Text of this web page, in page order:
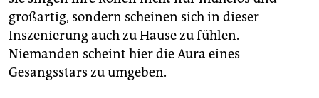
großartig, sondern scheinen sich in dieser
Inszenierung auch zu Hause zu fühlen.
Niemanden scheint hier die Aura eines
Gesangsstars zu umgeben.